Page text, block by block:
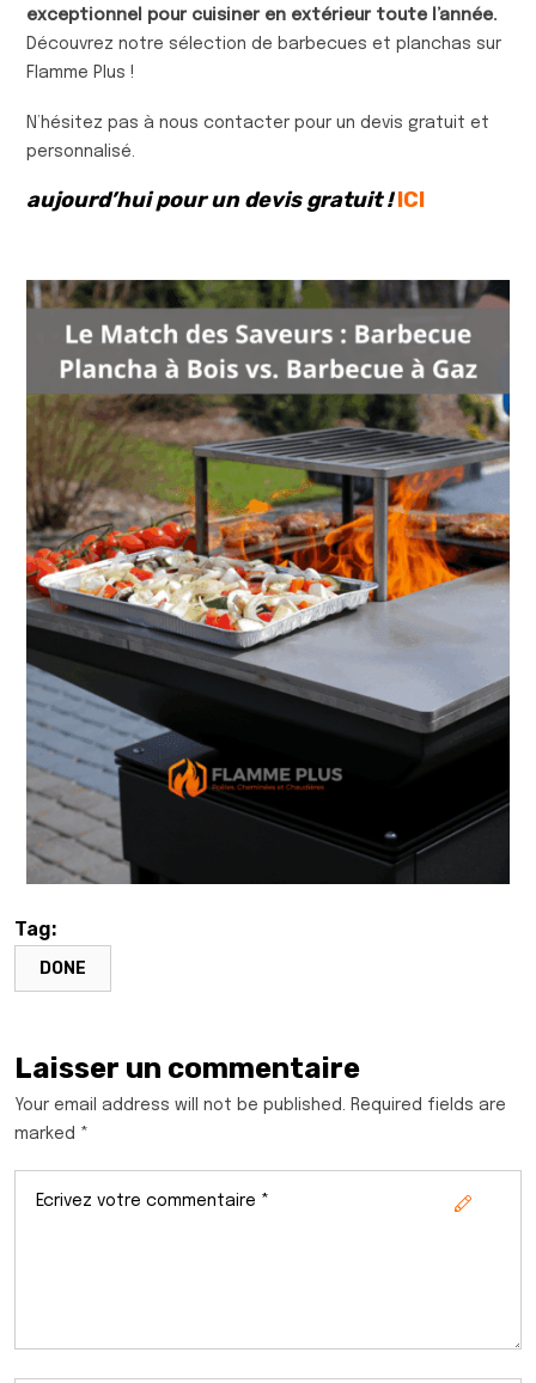
exceptionnel pour cuisiner en extérieur toute l’année.
Découvrez notre sélection de barbecues et planchas sur
Flamme Plus !
N’hésitez pas à nous contacter pour un devis gratuit et
personnalisé.
aujourd’hui pour un devis gratuit ! ICI
Tag:
DONE
Laisser un commentaire
Your email address will not be published. Required fields are
marked *